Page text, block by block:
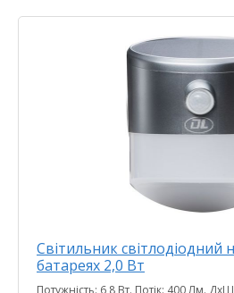
Світильник світлодіодний
батареях 2,0 Вт